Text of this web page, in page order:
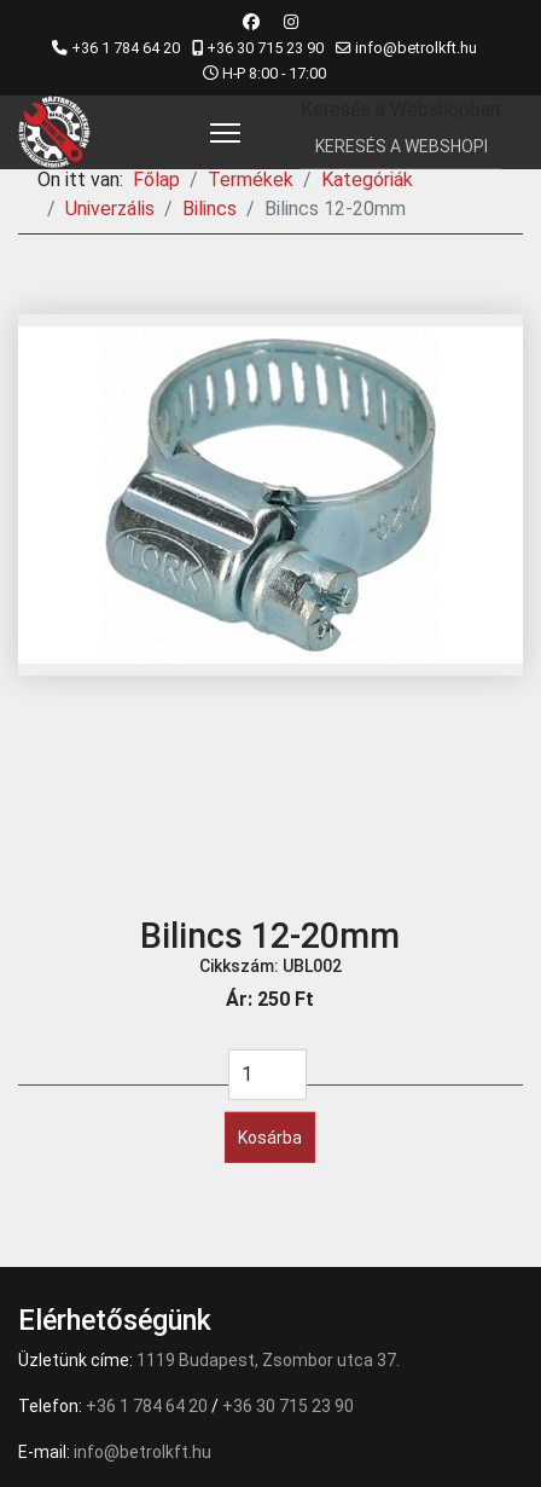
+36 1 784 64 20 +36 30 715 23 90
info@betrolkft.hu
H-P 8:00 - 17:00
Ön itt van: Főlap Termékek
Kategóriák
Univerzális
Bilincs Bilincs 12-20mm
Bilincs 12-20mm
Cikkszám: UBL002
Ár: 250 Ft
Kosárba
Elérhetőségünk
Üzletünk címe: 1119 Budapest, Zsombor utca 37.
Telefon: +36 1 784 64 20 / +36 30 715 23 90
E-mail: info@betrolkft.hu